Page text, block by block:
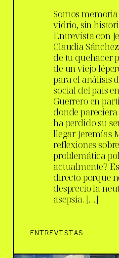
Somos
vidrio, sin
Entrevista con
Claudia
de tu quehacer
de un viejo
para el análisis
social del país
Guerrero en
donde
ha perdido su
llegar Jeremías
reflexiones
problemática
actualmente?
directo porque
desprecio la
asepsia. […]
ENTREVISTAS